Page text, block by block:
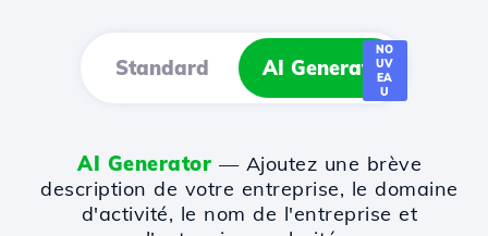
Standard AI Generator
NO
UV
EA
U
AI Generator — Ajoutez une brève
description de votre entreprise, le domaine
d'activité, le nom de l'entreprise et